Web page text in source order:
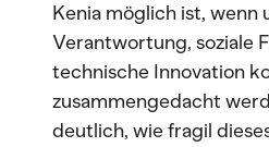
Kenia möglich ist, wenn
Verantwortung, soziale
technische Innovation
zusammengedacht
deutlich, wie fragil